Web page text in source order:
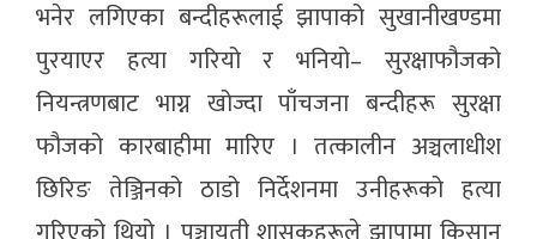
भनेर लगिएका बन्दीहरूलाई झापाको सुखानीखण्डमा
पुरयाएर हत्या गरियो र भनियो– सुरक्षाफौजको
नियन्त्रणबाट भाग्न खोज्दा पाँचजना बन्दीहरू सुरक्षा
फौजको कारबाहीमा मारिए । तत्कालीन अञ्चलाधीश
छिरिङ तेञ्जिनको ठाडो निर्देशनमा उनीहरूको हत्या